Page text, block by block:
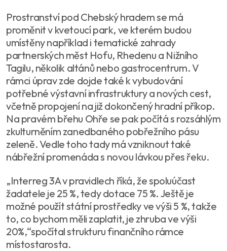
Prostranství pod Chebský hradem se má
proměnit v kvetoucí park, ve kterém budou
umístěny například i tematické zahrady
partnerských měst Hofu, Rhedenu a Nižního
Tagilu, několik altánů nebo gastrocentrum. V
rámci úprav zde dojde také k vybudování
potřebné výstavní infrastruktury a nových cest,
včetně propojení na již dokončený hradní příkop.
Na pravém břehu Ohře se pak počítá s rozsáhlým
zkulturněním zanedbaného pobřežního pásu
zeleně. Vedle toho tady má vzniknout také
nábřežní promenáda s novou lávkou přes řeku.
„Interreg 3A v pravidlech říká, že spoluúčast
žadatele je 25 %, tedy dotace 75 %. Ještě je
možné použít státní prostředky ve výši 5 %, takže
to, co bychom měli zaplatit, je zhruba ve výši
20%,“spočítal strukturu finančního rámce
místostarosta.